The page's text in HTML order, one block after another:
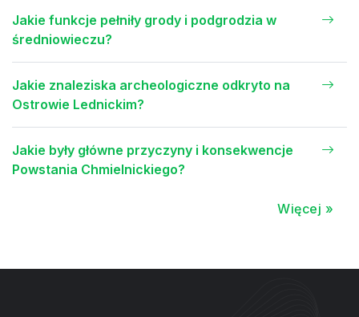
Jakie funkcje pełniły grody i podgrodzia w
średniowieczu?
Jakie znaleziska archeologiczne odkryto na
Ostrowie Lednickim?
Jakie były główne przyczyny i konsekwencje
Powstania Chmielnickiego?
Więcej »